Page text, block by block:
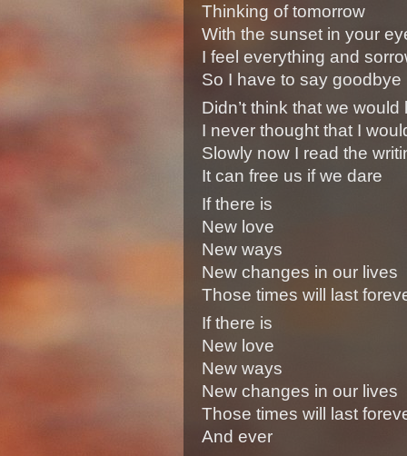
Thinking of tomorrow
With the sunset in your
I feel everything and
So I have to say goodbye
Didn’t think that we would
I never thought that I
Slowly now I read the
It can free us if we dare
If there is
New love
New ways
New changes in our lives
Those times will last
If there is
New love
New ways
New changes in our lives
Those times will last
And ever